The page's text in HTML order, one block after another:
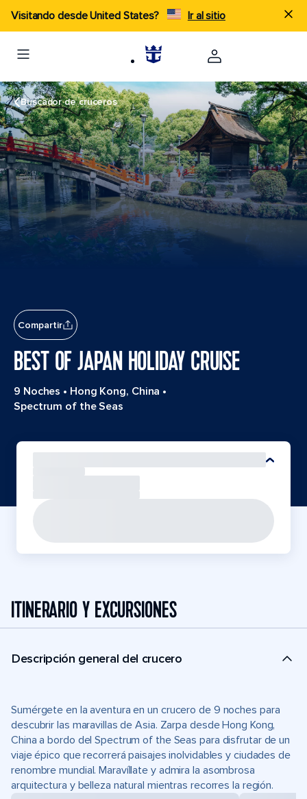
Visitando desde United States? Ir al sitio
Buscador de cruceros
Compartir
BEST OF JAPAN HOLIDAY CRUISE
9 Noches • Hong Kong, China •
Spectrum of the Seas
ITINERARIO Y EXCURSIONES
Descripción general del crucero
Sumérgete en la aventura en un crucero de 9 noches para
descubrir las maravillas de Asia. Zarpa desde Hong Kong,
China a bordo del Spectrum of the Seas para disfrutar de un
viaje épico que recorrerá paisajes inolvidables y ciudades de
renombre mundial. Maravíllate y admira la asombrosa
arquitectura y belleza natural mientras recorres la región.